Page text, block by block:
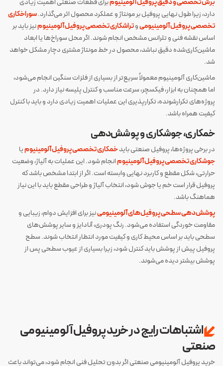
دارد، زیرا طول نهایی پروفیل بر مونتاژ و عملکرد محصول اثر می‌گذارد.سوراخکاری
تخصصی پروفیل آلومینیومیوتراشکاری تخصصی پروفیل آلومینیومنیز باید بر
اساس نقشه فنی و تلرانس مشخص انجام شوند. اگر محل سوراخ‌ها یا ابعاد
ماشین‌کاری‌شده دقیق نباشد، محصول در خط مونتاژ مشتری دچار مشکل خواهد
شد.
ماشین‌کاری آلومینیوم معمولاً سریع‌تر از بسیاری از فلزات سنگین انجام می‌شود،
اما همچنان به ابزار، فیکسچر، سرعت مناسب و کنترل پلیسه نیاز دارد. در
پروژه‌های تکرارشونده، تکرارپذیری این عملیات اهمیت زیادی دارد و باید با کنترل
کیفیت همراه باشد.
خمکاری، جوشکاری و پوشش‌دهی
در برخی پروژه‌ها، پروفیل صنعتی بایدخمکاری تخصصی پروفیل آلومینیومیا
جوشکاری تخصصی پروفیل آلومینیومانجام شود. این عملیات به آلیاژ، وضعیت
حرارتی، شکل مقطع و کاربرد نهایی وابسته است. اگر از ابتدا مشخص باشد که
پروفیل قرار است خم یا جوش شود، انتخاب آلیاژ و طراحی مقطع باید با این نیاز
هماهنگ باشد.
پوشش‌دهی سطحی پروفیل‌های آلومینیومینیز برای افزایش دوام، زیبایی و
مقاومت خوردگی استفاده می‌شود. رنگ پودری، آنادایز و سایر پوشش‌های
سطحی باید بر اساس محیط کاری و کیفیت مورد انتظار انتخاب شوند. سطح
پروفیل پیش از پوشش باید کنترل شود، زیرا بسیاری از عیوب سطحی پس از
پوشش بیشتر دیده می‌شوند.
اشتباهات رایج در خرید پروفیل آلومینیومی
صنعتی
خرید پروفیل آلومینیومی صنعتی اگر بدون تحلیل فنی انجام شود، می‌تواند باعث